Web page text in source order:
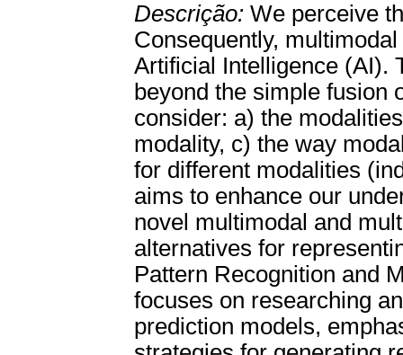
Descrição: We perceive
Consequently,
Artificial Intelligence (AI).
beyond the simple fusion
consider: a) the
modality, c) the way
for different modalities
aims to enhance our
novel multimodal and
alternatives for
Pattern Recognition and
focuses on researching
prediction models,